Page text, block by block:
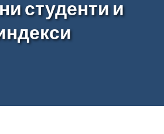
студенти и